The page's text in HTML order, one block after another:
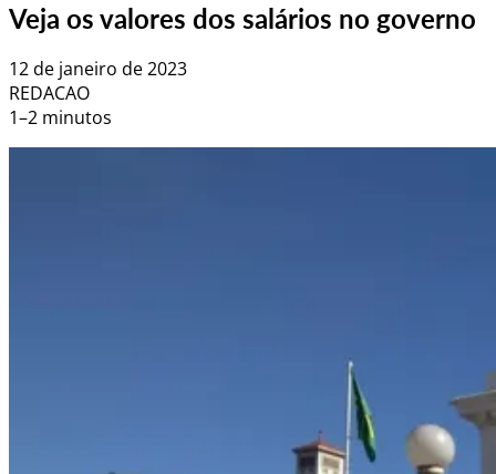
Veja os valores dos salários no governo
12 de janeiro de 2023
REDACAO
1–2 minutos